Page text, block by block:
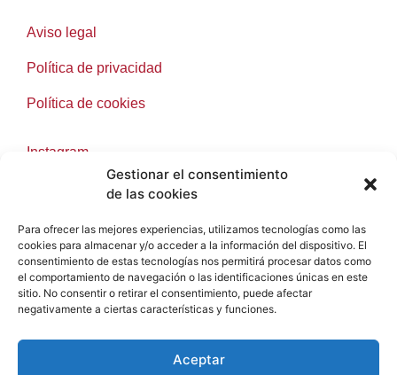
Gestionar el consentimiento
de las cookies
Para ofrecer las mejores experiencias, utilizamos tecnologías como las
cookies para almacenar y/o acceder a la información del dispositivo. El
consentimiento de estas tecnologías nos permitirá procesar datos como
el comportamiento de navegación o las identificaciones únicas en este
sitio. No consentir o retirar el consentimiento, puede afectar
negativamente a ciertas características y funciones.
Aceptar
Aviso legal
Política de privacidad
Política de cookies
Instagram
info@samsarawinesronda.com
+34 697 91 14 40